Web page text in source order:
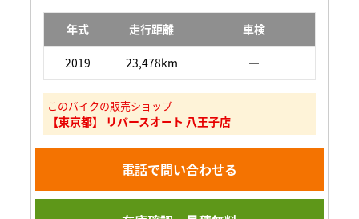
年式 走行距離 車検
2019 23,478km ―
このバイクの販売ショップ
【東京都】 リバースオート 八王子店
電話で問い合わせる